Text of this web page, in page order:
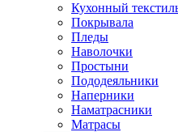
Кухонный
Покрывала
Пледы
Наволочки
Простыни
Пододеяльники
Наперники
Наматрасники
Матрасы